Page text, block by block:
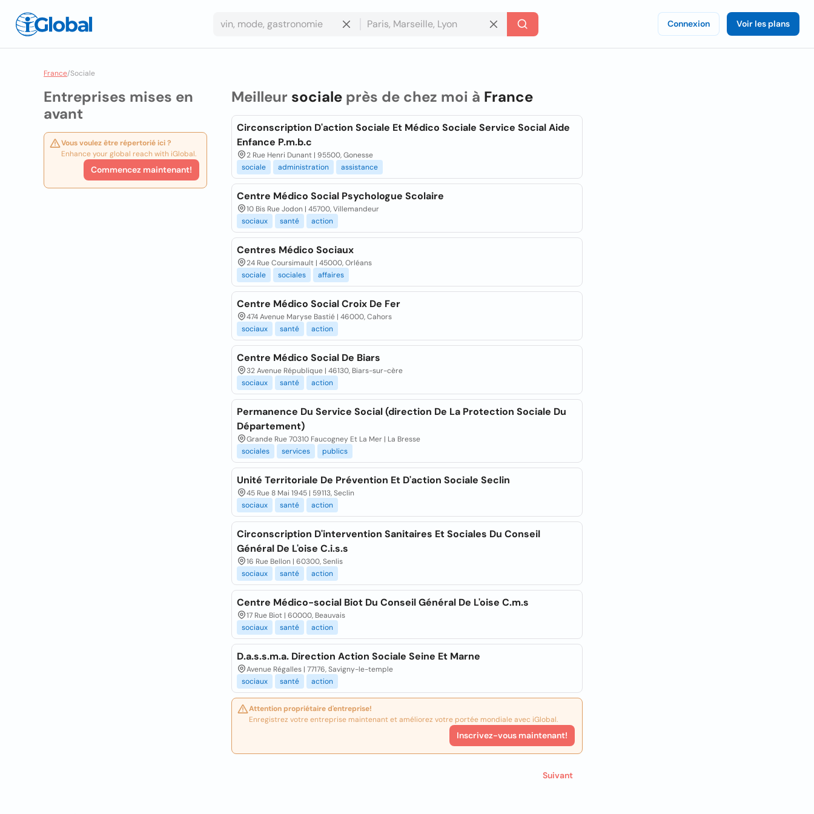
Connexion Voir les plans
France/Sociale
Entreprises mises en
avant
Vous voulez être répertorié ici ?
Enhance your global reach with iGlobal.
Commencez maintenant!
Meilleur socialeprès de chez moi à France
Circonscription D'action Sociale Et Médico Sociale Service Social Aide
Enfance P.m.b.c
2 Rue Henri Dunant | 95500, Gonesse
sociale
administration assistance
Centre Médico Social Psychologue Scolaire
10 Bis Rue Jodon | 45700, Villemandeur
sociaux
santé action
Centres Médico Sociaux
24 Rue Coursimault | 45000, Orléans
sociale
sociales affaires
Centre Médico Social Croix De Fer
474 Avenue Maryse Bastié | 46000, Cahors
sociaux
santé action
Centre Médico Social De Biars
32 Avenue République | 46130, Biars-sur-cère
sociaux
santé action
Permanence Du Service Social (direction De La Protection Sociale Du
Département)
Grande Rue 70310 Faucogney Et La Mer | La Bresse
sociales
services publics
Unité Territoriale De Prévention Et D'action Sociale Seclin
45 Rue 8 Mai 1945 | 59113, Seclin
sociaux
santé action
Circonscription D'intervention Sanitaires Et Sociales Du Conseil
Général De L'oise C.i.s.s
16 Rue Bellon | 60300, Senlis
sociaux
santé action
Centre Médico-social Biot Du Conseil Général De L'oise C.m.s
17 Rue Biot | 60000, Beauvais
sociaux
santé action
D.a.s.s.m.a. Direction Action Sociale Seine Et Marne
Avenue Régalles | 77176, Savigny-le-temple
sociaux
santé action
Attention propriétaire d'entreprise!
Enregistrez votre entreprise maintenant et améliorez votre portée mondiale avec iGlobal.
Inscrivez-vous maintenant!
Suivant